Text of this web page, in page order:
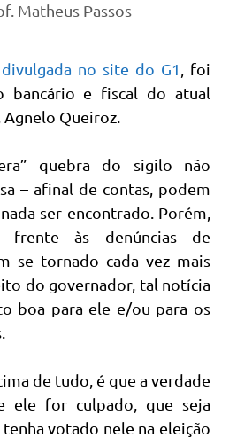
Matheus Passos
no site do G1
, foi
bancário e fiscal do atual
Queiroz.
quebra do sigilo não
– afinal de contas, podem
ser encontrado. Porém,
frente às denúncias de
se tornado cada vez mais
do governador, tal notícia
boa para ele e/ou para os
de tudo, é que a verdade
ele for culpado, que seja
votado nele na eleição